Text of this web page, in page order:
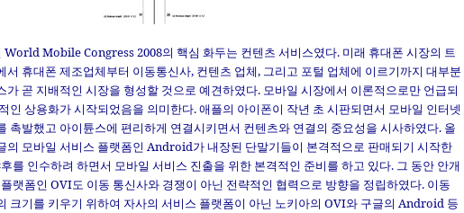
World Mobile Congress 2008의 핵심 화두는 컨텐츠 서비스였다. 미래 휴대폰 시장의 트
서 휴대폰 제조업체부터 이동통신사, 컨텐츠 업체, 그리고 포털 업체에 이르기까지 대부분
가 곧 지배적인 시장을 형성할 것으로 예견하였다. 모바일 시장에서 이론적으로만 언급되
인 상용화가 시작되었음을 의미한다. 애플의 아이폰이 작년 초 시판되면서 모바일 인터넷
촉발했고 아이튠스에 편리하게 연결시키면서 컨텐츠와 연결의 중요성을 시사하였다. 올
의 모바일 서비스 플랫폼인 Android가 내장된 단말기들이 본격적으로 판매되기 시작한
를 인수하려 하면서 모바일 서비스 진출을 위한 본격적인 준비를 하고 있다. 그 동안 안개
랫폼인 OVI도 이동 통신사와 경쟁이 아닌 전략적인 협력으로 방향을 정립하였다. 이동
크기를 키우기 위하여 자사의 서비스 플랫폼이 아닌 노키아의 OVI와 구글의 Android 등